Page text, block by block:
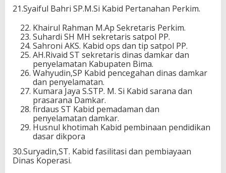
21.Syaiful Bahri SP.M.Si Kabid Pertanahan Perkim.
Khairul Rahman M.Ap Sekretaris Perkim.
Suhardi SH MH sekretaris satpol PP.
Sahroni AKS. Kabid ops dan tip satpol PP.
AH.Rivaid ST sekretaris dinas damkar dan
penyelamatan Kabupaten Bima.
Wahyudin,SP Kabid pencegahan dinas damkar
dan penyelamatan.
Kumara Jaya S.STP. M. Si Kabid sarana dan
prasarana Damkar.
firdaus ST Kabid pemadaman dan
penyelamatan damkar.
Husnul khotimah Kabid pembinaan pendidikan
dasar dikpora
30.Suryadin,ST. Kabid fasilitasi dan pembiayaan
Dinas Koperasi.